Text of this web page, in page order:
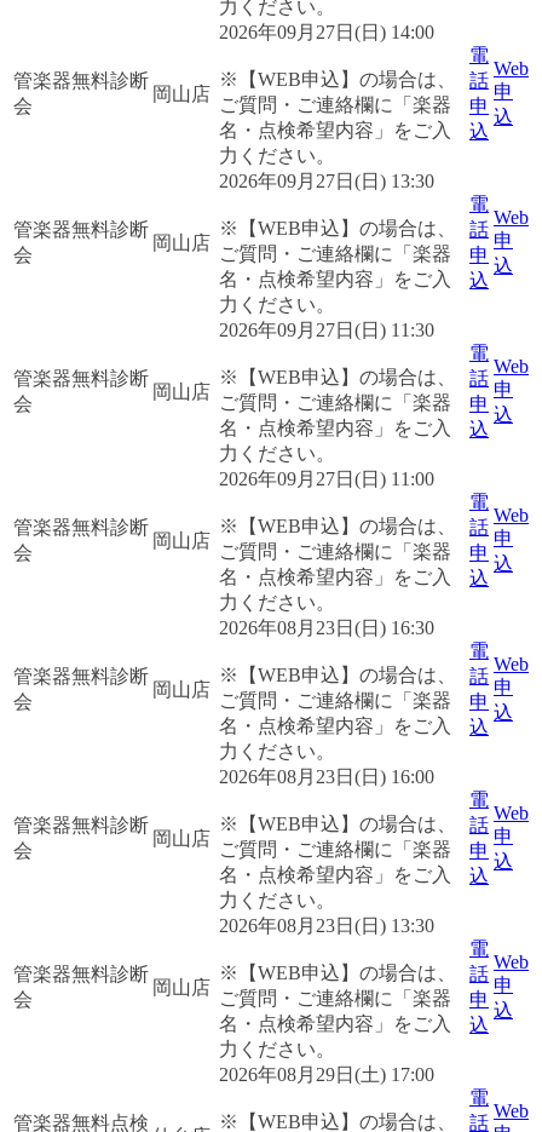
力ください。
管楽器無料診断
会
岡山店
2026年09月27日(日) 14:00
※【WEB申込】の場合は、
ご質問・ご連絡欄に「楽器
名・点検希望内容」をご入
力ください。
電
話
申
込
Web
申
込
管楽器無料診断
会
岡山店
2026年09月27日(日) 13:30
※【WEB申込】の場合は、
ご質問・ご連絡欄に「楽器
名・点検希望内容」をご入
力ください。
電
話
申
込
Web
申
込
管楽器無料診断
会
岡山店
2026年09月27日(日) 11:30
※【WEB申込】の場合は、
ご質問・ご連絡欄に「楽器
名・点検希望内容」をご入
力ください。
電
話
申
込
Web
申
込
管楽器無料診断
会
岡山店
2026年09月27日(日) 11:00
※【WEB申込】の場合は、
ご質問・ご連絡欄に「楽器
名・点検希望内容」をご入
力ください。
電
話
申
込
Web
申
込
管楽器無料診断
会
岡山店
2026年08月23日(日) 16:30
※【WEB申込】の場合は、
ご質問・ご連絡欄に「楽器
名・点検希望内容」をご入
力ください。
電
話
申
込
Web
申
込
管楽器無料診断
会
岡山店
2026年08月23日(日) 16:00
※【WEB申込】の場合は、
ご質問・ご連絡欄に「楽器
名・点検希望内容」をご入
力ください。
電
話
申
込
Web
申
込
管楽器無料診断
会
岡山店
2026年08月23日(日) 13:30
※【WEB申込】の場合は、
ご質問・ご連絡欄に「楽器
名・点検希望内容」をご入
力ください。
電
話
申
込
Web
申
込
管楽器無料点検
2026年08月29日(土) 17:00
※【WEB申込】の場合は、
電
話
Web